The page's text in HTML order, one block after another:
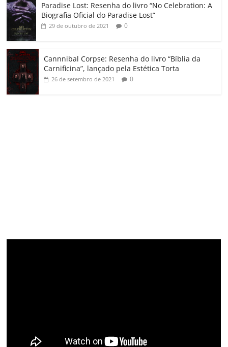
Paradise Lost: Resenha do livro “No Celebration: A
Biografia Oficial do Paradise Lost”
29 de outubro de 2021 0
Cannnibal Corpse: Resenha do livro “Bíblia da
Carnificina”, lançado pela Estética Torta
26 de setembro de 2021 0